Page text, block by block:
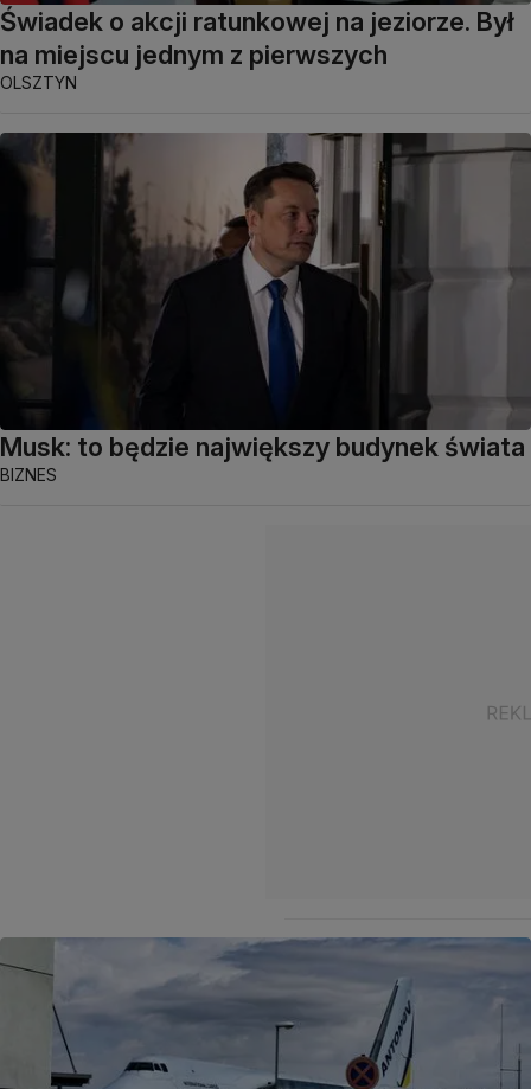
Świadek o akcji ratunkowej na jeziorze. Był
na miejscu jednym z pierwszych
OLSZTYN
Musk: to będzie największy budynek świata
BIZNES